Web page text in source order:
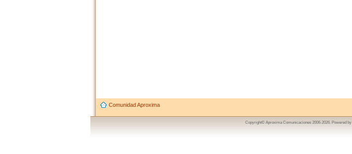
Comunidad Aproxima
Copyright© Aproxima Comunicaciones 2006-2026. Powered by